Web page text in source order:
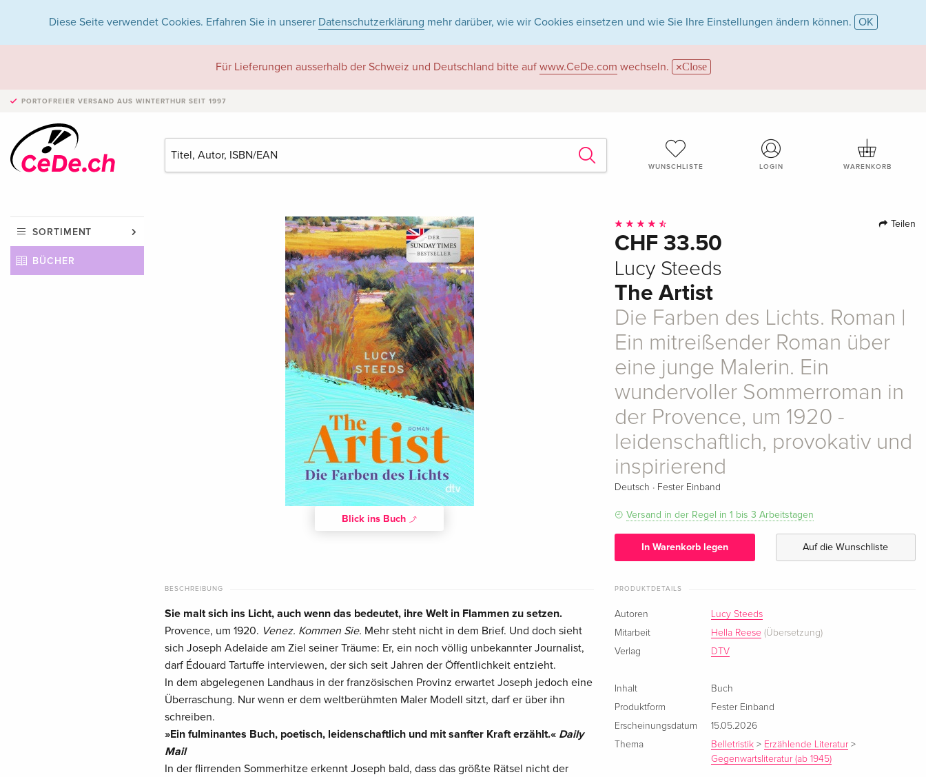
Diese Seite verwendet Cookies. Erfahren Sie in unserer Datenschutzerklärung mehr darüber, wie wir Cookies einsetzen und wie Sie Ihre Einstellungen ändern können. OK
Für Lieferungen ausserhalb der Schweiz und Deutschland bitte auf www.CeDe.com wechseln. Close
PORTOFREIER VERSAND AUS WINTERTHUR SEIT 1997
WUNSCHLISTE LOGIN WARENKORB
SORTIMENT
BÜCHER
Blick ins Buch
Teilen
CHF 33.50
Lucy Steeds
The Artist
Die Farben des Lichts. Roman |
Ein mitreißender Roman über
eine junge Malerin. Ein
wundervoller Sommerroman in
der Provence, um 1920 -
leidenschaftlich, provokativ und
inspirierend
Deutsch · Fester Einband
Versand in der Regel in 1 bis 3 Arbeitstagen
In Warenkorb legen Auf die Wunschliste
BESCHREIBUNG
Sie malt sich ins Licht, auch wenn das bedeutet, ihre Welt in Flammen zu setzen.
Provence, um 1920. Venez. Kommen Sie. Mehr steht nicht in dem Brief. Und doch sieht
sich Joseph Adelaide am Ziel seiner Träume: Er, ein noch völlig unbekannter Journalist,
darf Édouard Tartuffe interviewen, der sich seit Jahren der Öffentlichkeit entzieht.
In dem abgelegenen Landhaus in der französischen Provinz erwartet Joseph jedoch eine
Überraschung. Nur wenn er dem weltberühmten Maler Modell sitzt, darf er über ihn
schreiben.
»Ein fulminantes Buch, poetisch, leidenschaftlich und mit sanfter Kraft erzählt.«Daily
Mail
In der flirrenden Sommerhitze erkennt Joseph bald, dass das größte Rätsel nicht der
PRODUKTDETAILS
Autoren
Lucy Steeds
Mitarbeit
Hella Reese (Übersetzung)
Verlag
DTV
Inhalt
Buch
Produktform
Fester Einband
Erscheinungsdatum
15.05.2026
Thema
Belletristik > Erzählende Literatur>
Gegenwartsliteratur (ab 1945)